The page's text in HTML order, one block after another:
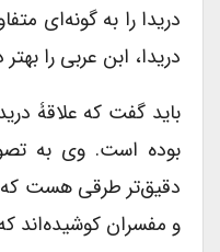
دریدا را به گونه‌ای
دریدا، ابن عربی را بهتر
باید گفت که علاقۀ
بوده است. وی به
دقیق‌تر طرقی هست که
و مفسران کوشیده‌اند که